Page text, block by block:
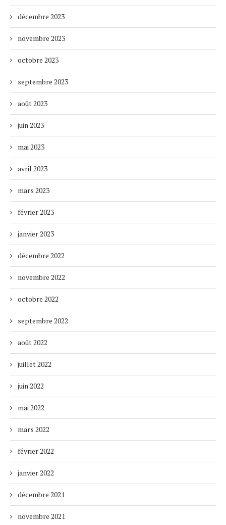
décembre 2023
novembre 2023
octobre 2023
septembre 2023
août 2023
juin 2023
mai 2023
avril 2023
mars 2023
février 2023
janvier 2023
décembre 2022
novembre 2022
octobre 2022
septembre 2022
août 2022
juillet 2022
juin 2022
mai 2022
mars 2022
février 2022
janvier 2022
décembre 2021
novembre 2021